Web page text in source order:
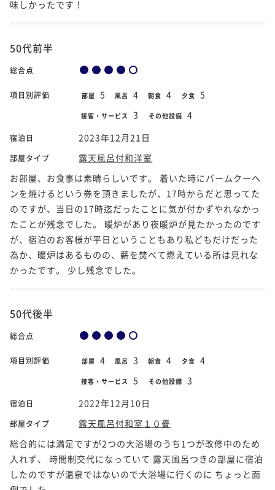
味しかったです！
50代前半
総合点
項目別評価 部屋 5 風呂 4 朝食 4 夕食 5
接客・サービス 3 その他設備 4
宿泊日 2023年12月21日
部屋タイプ
露天風呂付和洋室
お部屋、お食事は素晴らしいです。 着いた時にバームクーヘ
ンを焼けるという券を頂きましたが、17時からだと思ってた
のですが、当日の17時迄だったことに気が付かずやれなかっ
たことが残念でした。 暖炉があり夜暖炉が見たかったのです
が、宿泊のお客様が平日ということもあり私どもだけだった
為か、暖炉はあるものの、薪を焚べて燃えている所は見れな
かったです。 少し残念でした。
50代後半
総合点
項目別評価 部屋 4 風呂 3 朝食 4 夕食 4
接客・サービス 5 その他設備 3
宿泊日 2022年12月10日
部屋タイプ
露天風呂付和室１０畳
総合的には満足ですが2つの大浴場のうち1つが改修中のため
入れず、 時間制交代になっていて 露天風呂つきの部屋に宿泊
したのですが温泉ではないので大浴場に行くのに ちょっと面